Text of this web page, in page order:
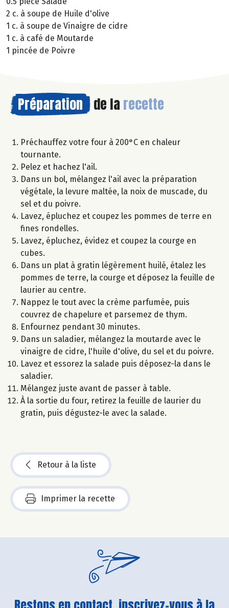
2 c. à soupe de Huile d'olive
1 c. à soupe de Vinaigre de cidre
1 c. à café de Moutarde
1 pincée de Poivre
Préparation de la recette
Préchauffez votre four à 200°C en chaleur
tournante.
Pelez et hachez l'ail.
Dans un bol, mélangez l'ail avec la préparation
végétale, la levure maltée, la noix de muscade, du
sel et du poivre.
Lavez, épluchez et coupez les pommes de terre en
fines rondelles.
Lavez, épluchez, évidez et coupez la courge en
cubes.
Dans un plat à gratin légèrement huilé, étalez les
pommes de terre, la courge et déposez la feuille de
laurier au centre.
Nappez le tout avec la crème parfumée, puis
couvrez de chapelure et parsemez de thym.
Enfournez pendant 30 minutes.
Dans un saladier, mélangez la moutarde avec le
vinaigre de cidre, l'huile d'olive, du sel et du poivre.
Lavez et essorez la salade puis déposez-la dans le
saladier.
Mélangez juste avant de passer à table.
À la sortie du four, retirez la feuille de laurier du
gratin, puis dégustez-le avec la salade.
Retour à la liste
Imprimer la recette